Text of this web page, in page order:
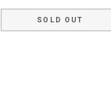
SOLD OUT